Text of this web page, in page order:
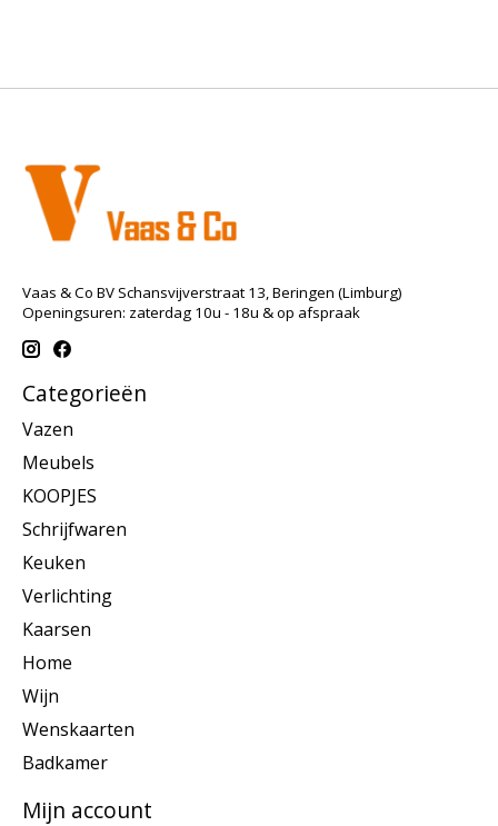
Vaas & Co BV Schansvijverstraat 13, Beringen (Limburg)
Openingsuren: zaterdag 10u - 18u & op afspraak
Categorieën
Vazen
Meubels
KOOPJES
Schrijfwaren
Keuken
Verlichting
Kaarsen
Home
Wijn
Wenskaarten
Badkamer
Mijn account